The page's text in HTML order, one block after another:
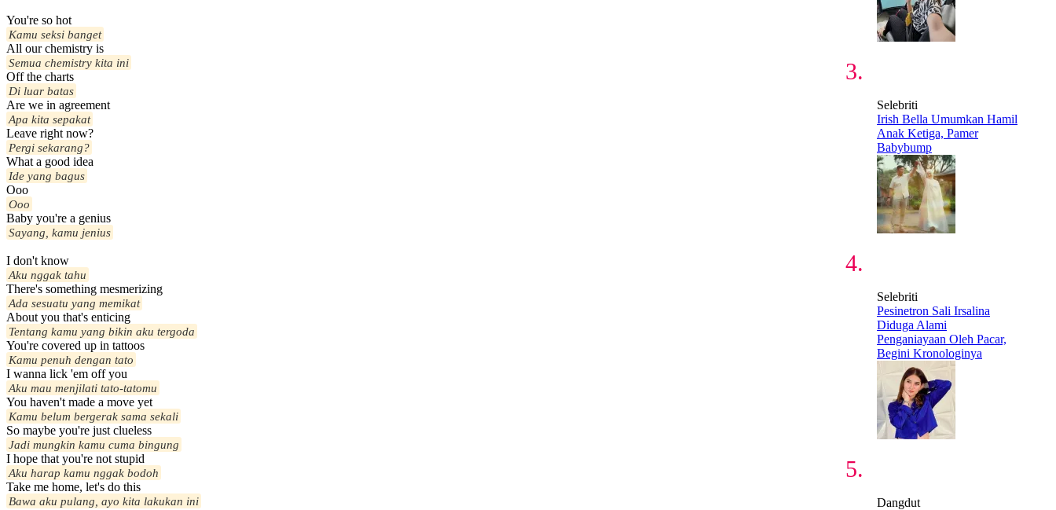
You're so hot
Kamu seksi banget
All our chemistry is
Semua chemistry kita ini
Off the charts
Di luar batas
Are we in agreement
Apa kita sepakat
Leave right now?
Pergi sekarang?
What a good idea
Ide yang bagus
Ooo
Ooo
Baby you're a genius
Sayang, kamu jenius
I don't know
Aku nggak tahu
There's something mesmerizing
Ada sesuatu yang memikat
About you that's enticing
Tentang kamu yang bikin aku tergoda
You're covered up in tattoos
Kamu penuh dengan tato
I wanna lick 'em off you
Aku mau menjilati tato-tatomu
You haven't made a move yet
Kamu belum bergerak sama sekali
So maybe you're just clueless
Jadi mungkin kamu cuma bingung
I hope that you're not stupid
Aku harap kamu nggak bodoh
Take me home, let's do this
Bawa aku pulang, ayo kita lakukan ini
Selebriti
Irish Bella Umumkan Hamil
Anak Ketiga, Pamer
Babybump
Selebriti
Pesinetron Sali Irsalina
Diduga Alami
Penganiayaan Oleh Pacar,
Begini Kronologinya
Dangdut